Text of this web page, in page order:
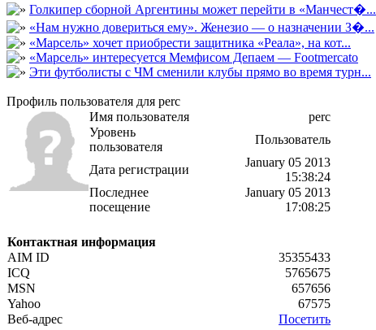
Голкипер сборной Аргентины может перейти в «Манчест�...
«Нам нужно довериться ему». Женезио — о назначении З�...
«Марсель» хочет приобрести защитника «Реала», на кот...
«Марсель» интересуется Мемфисом Депаем — Footmercato
Эти футболисты с ЧМ сменили клубы прямо во время турн...
Профиль пользователя для perc
Имя пользователя
perc
Уровень
пользователя
Пользователь
Дата регистрации
January 05 2013
15:38:24
Последнее
посещение
January 05 2013
17:08:25
Контактная информация
AIM ID
35355433
ICQ
5765675
MSN
657656
Yahoo
67575
Веб-адрес
Посетить